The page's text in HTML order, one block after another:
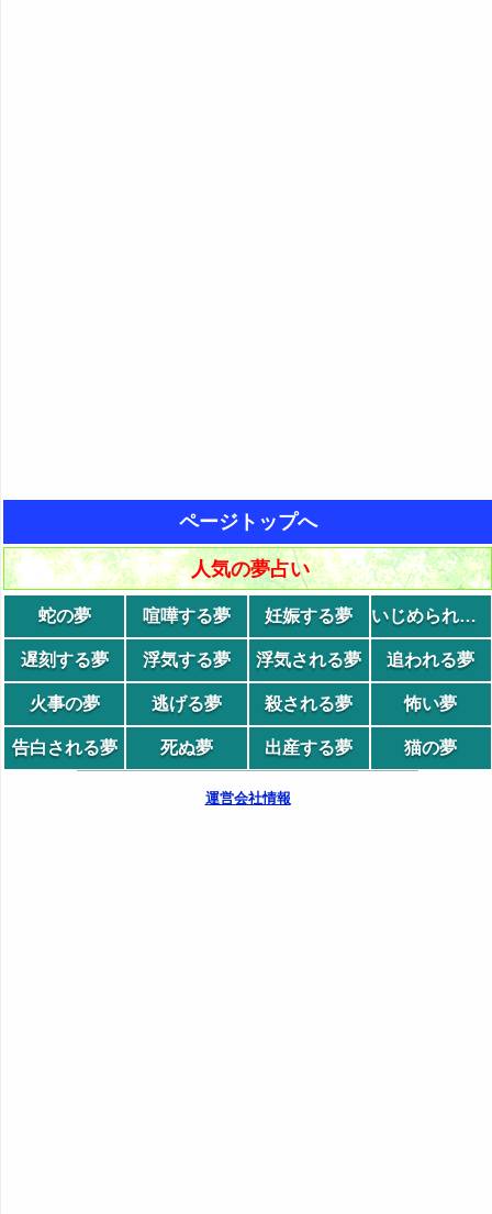
ページトップへ
人気の夢占い
蛇の夢 喧嘩する夢 妊娠する夢 いじめられる夢
遅刻する夢 浮気する夢 浮気される夢 追われる夢
火事の夢 逃げる夢 殺される夢 怖い夢
告白される夢 死ぬ夢 出産する夢 猫の夢
運営会社情報